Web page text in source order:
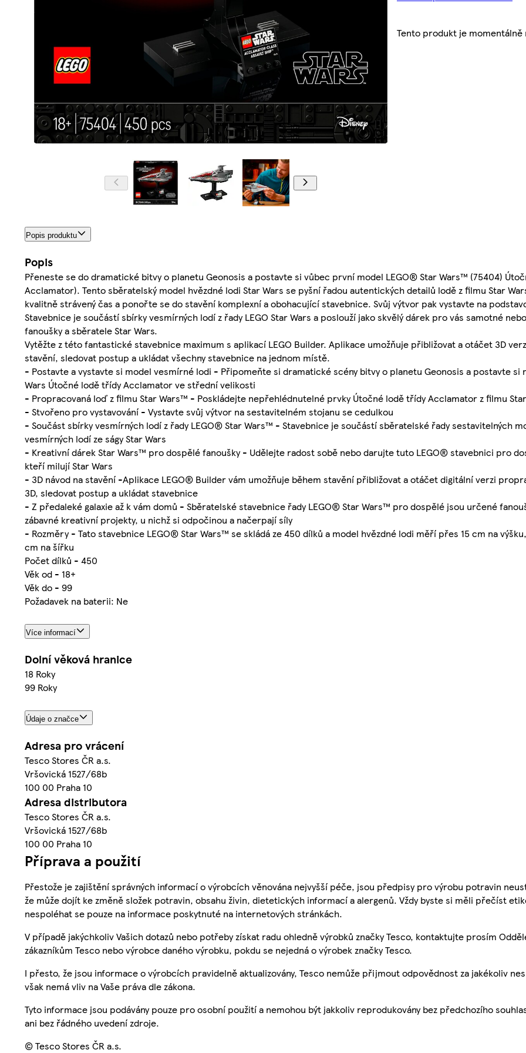
Tento produkt je momentálně
Popis produktu
Popis
Přeneste se do dramatické bitvy o planetu Geonosis a postavte si vůbec první model LEGO® Star Wars™ (75404)
Acclamator). Tento sběratelský model hvězdné lodi Star Wars se pyšní řadou autentických detailů lodě z filmu Star
kvalitně strávený čas a ponořte se do stavění komplexní a obohacující stavebnice. Svůj výtvor pak vystavte na
Stavebnice je součástí sbírky vesmírných lodí z řady LEGO Star Wars a poslouží jako skvělý dárek pro vás samotné
fanoušky a sběratele Star Wars.
Vytěžte z této fantastické stavebnice maximum s aplikací LEGO Builder. Aplikace umožňuje přibližovat a otáčet 3D
stavění, sledovat postup a ukládat všechny stavebnice na jednom místě.
- Postavte a vystavte si model vesmírné lodi - Připomeňte si dramatické scény bitvy o planetu Geonosis a postavte si
Wars Útočné lodě třídy Acclamator ve střední velikosti
- Propracovaná loď z filmu Star Wars™ - Poskládejte nepřehlédnutelné prvky Útočné lodě třídy Acclamator z filmu
- Stvořeno pro vystavování - Vystavte svůj výtvor na sestavitelném stojanu se cedulkou
- Součást sbírky vesmírných lodí z řady LEGO® Star Wars™ - Stavebnice je součástí sběratelské řady sestavitelných
vesmírných lodí ze ságy Star Wars
- Kreativní dárek Star Wars™ pro dospělé fanoušky - Udělejte radost sobě nebo darujte tuto LEGO® stavebnici pro
kteří milují Star Wars
- 3D návod na stavění -Aplikace LEGO® Builder vám umožňuje během stavění přibližovat a otáčet digitální verzi
3D, sledovat postup a ukládat stavebnice
- Z předaleké galaxie až k vám domů - Sběratelské stavebnice řady LEGO® Star Wars™ pro dospělé jsou určené
zábavné kreativní projekty, u nichž si odpočinou a načerpají síly
- Rozměry - Tato stavebnice LEGO® Star Wars™ se skládá ze 450 dílků a model hvězdné lodi měří přes 15 cm na
cm na šířku
Počet dílků - 450
Věk od - 18+
Věk do - 99
Požadavek na baterii: Ne
Více informací
Dolní věková hranice
18 Roky
99 Roky
Údaje o značce
Adresa pro vrácení
Tesco Stores ČR a.s.
Vršovická 1527/68b
100 00 Praha 10
Adresa distributora
Tesco Stores ČR a.s.
Vršovická 1527/68b
100 00 Praha 10
Příprava a použití
Přestože je zajištění správných informací o výrobcích věnována nejvyšší péče, jsou předpisy pro výrobu potravin
že může dojít ke změně složek potravin, obsahu živin, dietetických informací a alergenů. Vždy byste si měli přečíst
nespoléhat se pouze na informace poskytnuté na internetových stránkách.
V případě jakýchkoliv Vašich dotazů nebo potřeby získat radu ohledně výrobků značky Tesco, kontaktujte prosím
zákazníkům Tesco nebo výrobce daného výrobku, pokdu se nejedná o výrobek značky Tesco.
I přesto, že jsou informace o výrobcích pravidelně aktualizovány, Tesco nemůže přijmout odpovědnost za jakékoliv
však nemá vliv na Vaše práva dle zákona.
Tyto informace jsou podávány pouze pro osobní použití a nemohou být jakkoliv reprodukovány bez předchozího
ani bez řádného uvedení zdroje.
© Tesco Stores ČR a.s.